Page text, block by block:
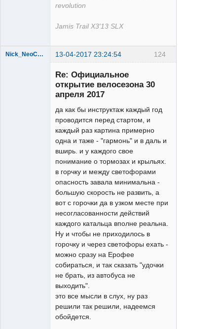
revolution
Jamis Trail X3'13 SLX
124
Nick_NeoCOM 13-04-2017 23:24:54
Re: Официальное
открытие велосезона 30
апреля 2017
да как бы инструктаж каждый год
проводится перед стартом, и
каждый раз картина примерно
одна и таже - "гармонь" и в даль и
вширь. и у каждого свое
понимание о тормозах и крыльях.
в горчку и между светофорами
опасность завала минимальна -
большую скорость не развить, а
вот с горочки да в узком месте при
несогласованности действий
каждого катальца вполне реальна.
Ну и чтобы не приходилось в
горочку и через светофоры ехать -
можно сразу на Ерофее
собираться, и так сказать "удочки
не брать, из автобуса не
выходить".
это все мысли в слух, ну раз
решили так решили, надеемся
обойдется.